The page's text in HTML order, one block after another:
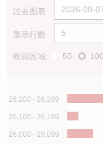
过去图表
显示行数
收回区域: 50 100
26,200 - 26,299
26,100 - 26,199
26,000 - 26,099